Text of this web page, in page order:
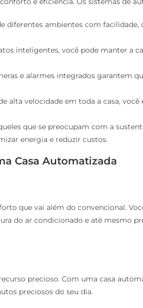
diferentes ambientes com
inteligentes, você pode manter a
e alarmes integrados garantem
alta velocidade em toda a casa,
que se preocupam com a
energia e reduzir custos.
Casa Automatizada
que vai além do convencional.
do ar condicionado e até mesmo
precioso. Com uma casa
preciosos do seu dia.